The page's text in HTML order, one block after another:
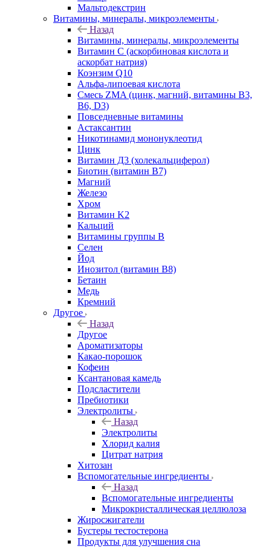
Мальтодекстрин
Витамины, минералы, микроэлементы
Назад
Витамины, минералы, микроэлементы
Витамин C (аскорбиновая кислота и
аскорбат натрия)
Коэнзим Q10
Альфа-липоевая кислота
Смесь ZMA (цинк, магний, витамины B3,
B6, D3)
Повседневные витамины
Астаксантин
Никотинамид мононуклеотид
Цинк
Витамин Д3 (холекальциферол)
Биотин (витамин B7)
Магний
Железо
Хром
Витамин K2
Кальций
Витамины группы B
Селен
Йод
Инозитол (витамин B8)
Бетаин
Медь
Кремний
Другое
Назад
Другое
Ароматизаторы
Какао-порошок
Кофеин
Ксантановая камедь
Подсластители
Пребиотики
Электролиты
Назад
Электролиты
Хлорид калия
Цитрат натрия
Хитозан
Вспомогательные ингредиенты
Назад
Вспомогательные ингредиенты
Микрокристаллическая целлюлоза
Жиросжигатели
Бустеры тестостерона
Продукты для улучшения сна